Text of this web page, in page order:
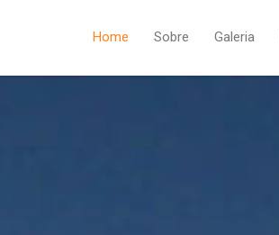
Home Sobre Galeria